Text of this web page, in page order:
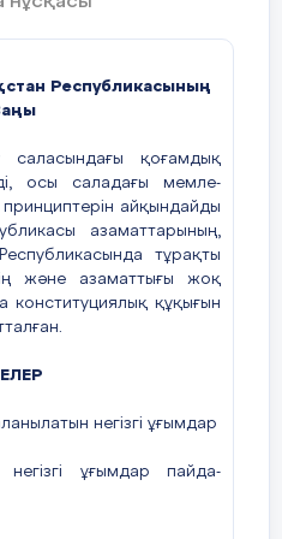
training sessions:
structure based to
using correctly grammar
understanding new
tasks.
Action for Kazakhstan-
Республикасының
қоғамдық
осы саладағы мемле­
принциптерін айқын­дайды
азаматта­рының,
тұ­рақты
және азамат­тығы жоқ
конституция­лық құқығын
негізгі ұғымдар
ұғымдар пайда­